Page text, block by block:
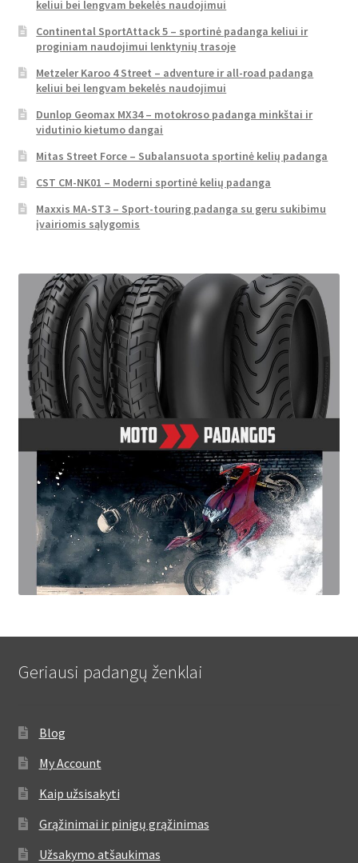
keliui bei lengvam bekelės naudojimui
Continental SportAttack 5 – sportinė padanga keliui ir
proginiam naudojimui lenktynių trasoje
Metzeler Karoo 4 Street – adventure ir all-road padanga
keliui bei lengvam bekelės naudojimui
Dunlop Geomax MX34 – motokroso padanga minkštai ir
vidutinio kietumo dangai
Mitas Street Force – Subalansuota sportinė kelių padanga
CST CM-NK01 – Moderni sportinė kelių padanga
Maxxis MA-ST3 – Sport-touring padanga su geru sukibimu
įvairiomis sąlygomis
Geriausi padangų ženklai
Blog
My Account
Kaip užsisakyti
Grąžinimai ir pinigų grąžinimas
Užsakymo atšaukimas